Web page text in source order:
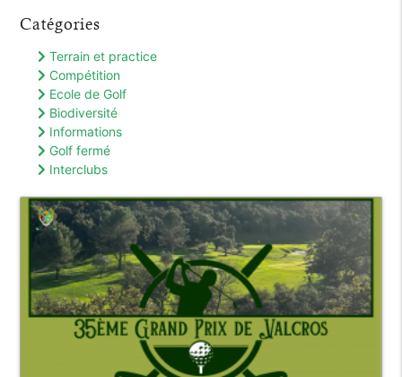
Catégories
Terrain et practice
Compétition
Ecole de Golf
Biodiversité
Informations
Golf fermé
Interclubs